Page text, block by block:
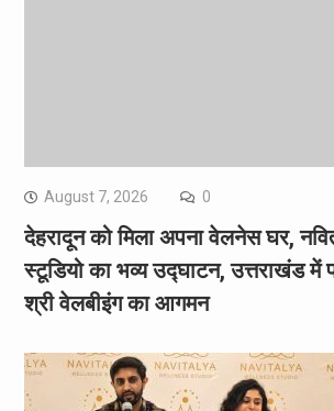
August 7, 2026 0
देहरादून को मिला अपना वेलनेस घर,
स्टूडियो का भव्य उद्घाटन, उत्तराखंड में
श्री वेलबीइंग का आगमन